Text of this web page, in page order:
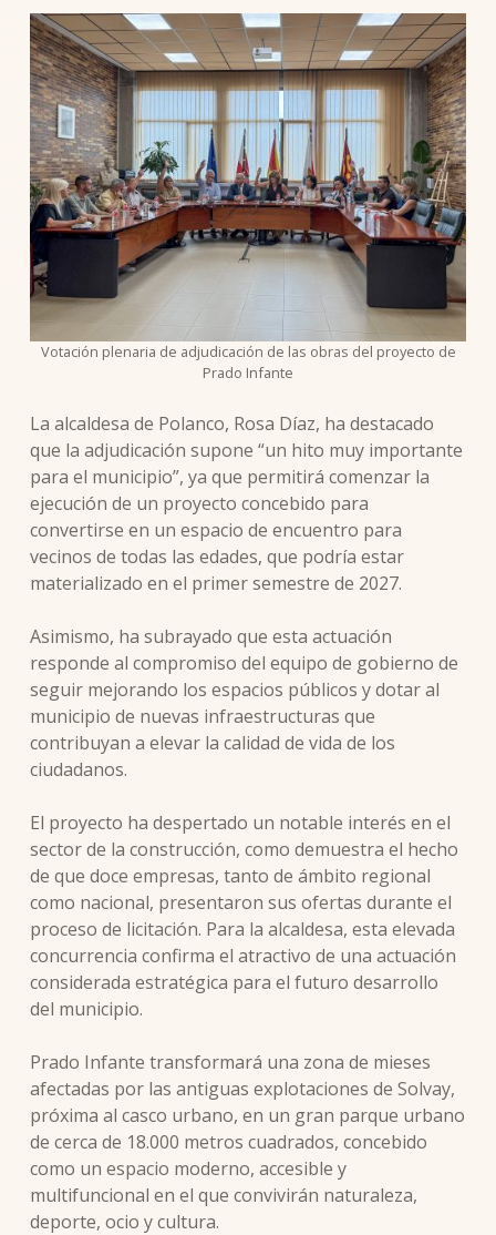
Votación plenaria de adjudicación de las obras del proyecto de
Prado Infante
La alcaldesa de Polanco, Rosa Díaz, ha destacado
que la adjudicación supone “un hito muy importante
para el municipio”, ya que permitirá comenzar la
ejecución de un proyecto concebido para
convertirse en un espacio de encuentro para
vecinos de todas las edades, que podría estar
materializado en el primer semestre de 2027.
Asimismo, ha subrayado que esta actuación
responde al compromiso del equipo de gobierno de
seguir mejorando los espacios públicos y dotar al
municipio de nuevas infraestructuras que
contribuyan a elevar la calidad de vida de los
ciudadanos.
El proyecto ha despertado un notable interés en el
sector de la construcción, como demuestra el hecho
de que doce empresas, tanto de ámbito regional
como nacional, presentaron sus ofertas durante el
proceso de licitación. Para la alcaldesa, esta elevada
concurrencia confirma el atractivo de una actuación
considerada estratégica para el futuro desarrollo
del municipio.
Prado Infante transformará una zona de mieses
afectadas por las antiguas explotaciones de Solvay,
próxima al casco urbano, en un gran parque urbano
de cerca de 18.000 metros cuadrados, concebido
como un espacio moderno, accesible y
multifuncional en el que convivirán naturaleza,
deporte, ocio y cultura.